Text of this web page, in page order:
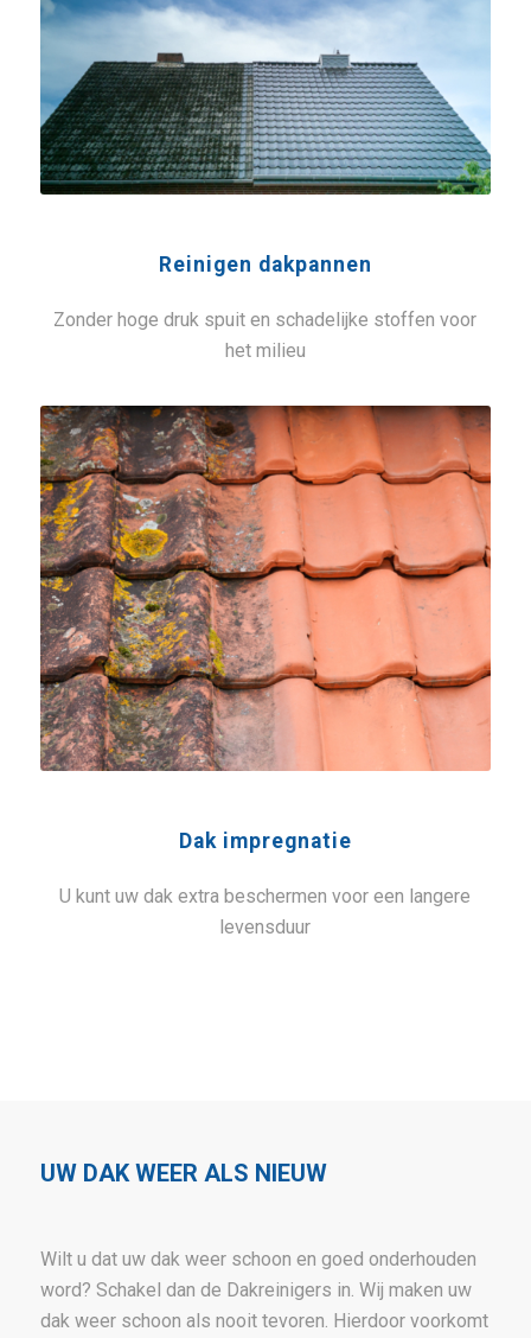
Reinigen dakpannen
Zonder hoge druk spuit en schadelijke stoffen voor
het milieu
Dak impregnatie
U kunt uw dak extra beschermen voor een langere
levensduur
UW DAK WEER ALS NIEUW
Wilt u dat uw dak weer schoon en goed onderhouden
word? Schakel dan de Dakreinigers in. Wij maken uw
dak weer schoon als nooit tevoren. Hierdoor voorkomt